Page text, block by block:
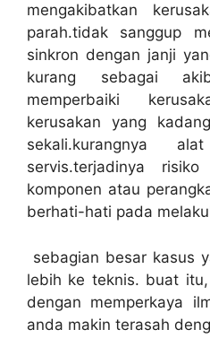
mengakibatkan
parah.tidak sanggup
sinkron dengan janji
kurang sebagai
memperbaiki
kerusakan yang
sekali.kurangnya
servis.terjadinya risiko
komponen atau
berhati-hati pada
sebagian besar kasus
lebih ke teknis. buat
dengan memperkaya
anda makin terasah